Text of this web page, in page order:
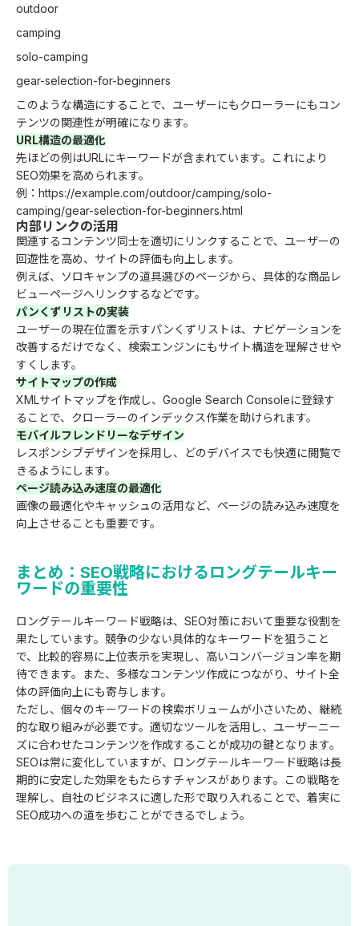
outdoor
camping
solo-camping
gear-selection-for-beginners
このような構造にすることで、ユーザーにもクローラーにもコン
テンツの関連性が明確になります。
URL構造の最適化
先ほどの例はURLにキーワードが含まれています。これにより
SEO効果を高められます。
例：https://example.com/outdoor/camping/solo-
camping/gear-selection-for-beginners.html
内部リンクの活用
関連するコンテンツ同士を適切にリンクすることで、ユーザーの
回遊性を高め、サイトの評価も向上します。
例えば、ソロキャンプの道具選びのページから、具体的な商品レ
ビューページへリンクするなどです。
パンくずリストの実装
ユーザーの現在位置を示すパンくずリストは、ナビゲーションを
改善するだけでなく、検索エンジンにもサイト構造を理解させや
すくします。
サイトマップの作成
XMLサイトマップを作成し、Google Search Consoleに登録す
ることで、クローラーのインデックス作業を助けられます。
モバイルフレンドリーなデザイン
レスポンシブデザインを採用し、どのデバイスでも快適に閲覧で
きるようにします。
ページ読み込み速度の最適化
画像の最適化やキャッシュの活用など、ページの読み込み速度を
向上させることも重要です。
まとめ：SEO戦略におけるロングテールキー
ワードの重要性
ロングテールキーワード戦略は、SEO対策において重要な役割を
果たしています。競争の少ない具体的なキーワードを狙うこと
で、比較的容易に上位表示を実現し、高いコンバージョン率を期
待できます。また、多様なコンテンツ作成につながり、サイト全
体の評価向上にも寄与します。
ただし、個々のキーワードの検索ボリュームが小さいため、継続
的な取り組みが必要です。適切なツールを活用し、ユーザーニー
ズに合わせたコンテンツを作成することが成功の鍵となります。
SEOは常に変化していますが、ロングテールキーワード戦略は長
期的に安定した効果をもたらすチャンスがあります。この戦略を
理解し、自社のビジネスに適した形で取り入れることで、着実に
SEO成功への道を歩むことができるでしょう。